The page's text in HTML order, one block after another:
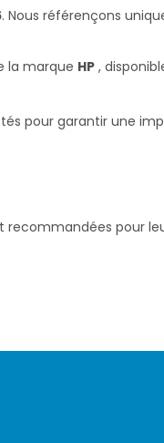
. Nous référençons
la marque HP ,
pour garantir une
recommandées pour